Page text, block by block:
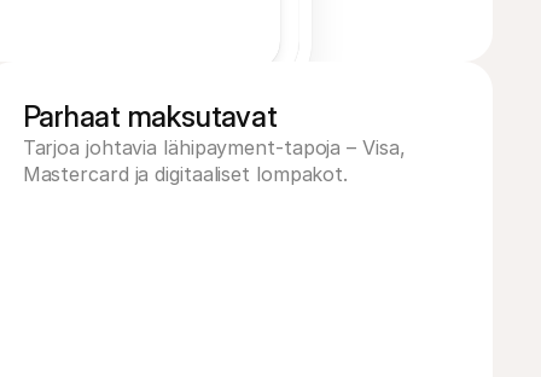
Parhaat maksutavat
Tarjoa johtavia lähipayment-tapoja – Visa,
Mastercard ja digitaaliset lompakot.